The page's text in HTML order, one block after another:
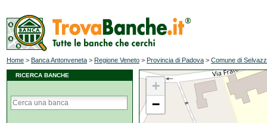
Home > Banca Antonveneta > Regione Veneto > Provincia di Padova > Comune di
RICERCA BANCHE
+
−